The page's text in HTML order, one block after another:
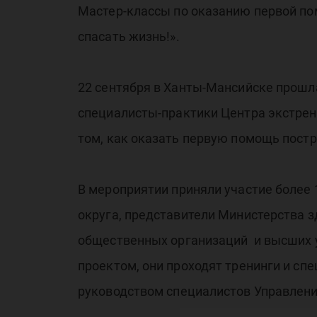
Мастер-классы по оказанию первой
спасать жизнь!».
22 сентября в Ханты-Мансийске
специалисты-практики Центра
том, как оказать первую помощь
В мероприятии приняли участие
округа, представители
общественных организаций и высших
проектом, они проходят тренинги и
руководством специалистов